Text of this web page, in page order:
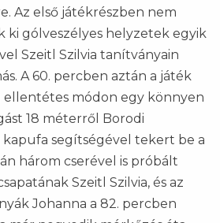
Az első játékrészben nem
ki gólveszélyes helyzetek egyik
Szeitl Szilvia tanítványain
A 60. percben aztán a játék
ellentétes módon egy könnyen
18 méterről Borodi
segítségével tekert be a
három cserével is próbált
Szeitl Szilvia, és az
Johanna a 82. percben